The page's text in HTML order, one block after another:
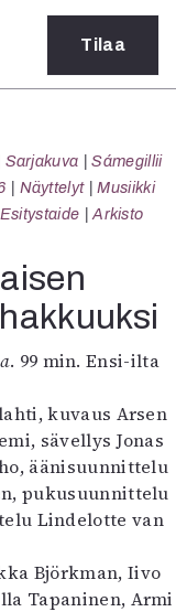
Tilaa
Sarjakuva
Sámegillii
Näyttelyt
Musiikki
Esitystaide Arkisto
. 99 min. Ensi-ilta
kuvaus Arsen
sävellys Jonas
äänisuunnittelu
pukusuunnittelu
Lindelotte van
Björkman, Iivo
Tapaninen, Armi